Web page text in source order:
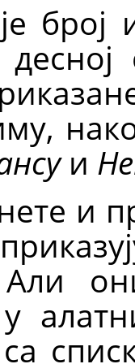
број
и
и
Али
у